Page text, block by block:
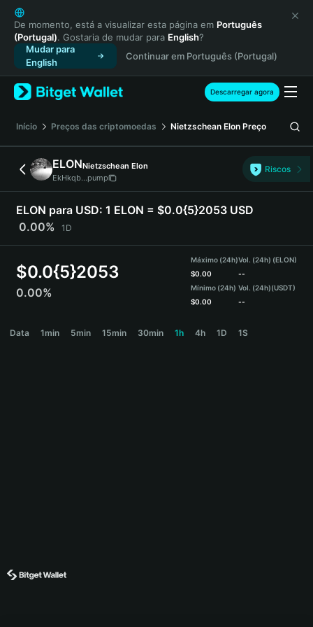
English
日本語
Tiếng Việt
Русский
Español (Latinoamérica)
Türkçe
Français
Deutsch
简体中文
繁體中文
Português (Portugal)
Bahasa Indonesia
ภาษาไทย
हिन्दी
Español
Português (Brasil)
De momento, está a visualizar esta página em Português
(Portugal). Gostaria de mudar para English?
Mudar para
English
Continuar em Português (Portugal)
Descarregar agora
Início Preços das criptomoedas Nietzschean Elon Preço
ELONNietzschean Elon
EkHkqb...pump
Riscos
ELON para USD: 1 ELON = $0.0{5}2053 USD
0.00%
1D
$0.0{5}2053
0.00%
Máximo (24h)
$0.00
Mínimo (24h)
$0.00
Vol. (24h) (ELON)
--
Vol. (24h)(USDT)
--
Data 1min 5min 15min 30min 1h 4h 1D 1S